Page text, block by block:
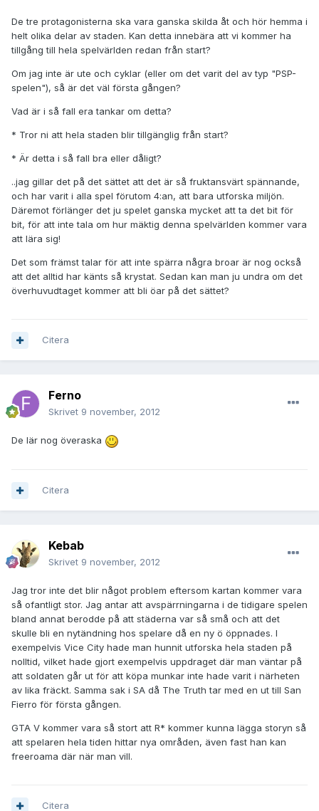
De tre protagonisterna ska vara ganska skilda åt och hör hemma i
helt olika delar av staden. Kan detta innebära att vi kommer ha
tillgång till hela spelvärlden redan från start?
Om jag inte är ute och cyklar (eller om det varit del av typ "PSP-
spelen"), så är det väl första gången?
Vad är i så fall era tankar om detta?
* Tror ni att hela staden blir tillgänglig från start?
* Är detta i så fall bra eller dåligt?
..jag gillar det på det sättet att det är så fruktansvärt spännande,
och har varit i alla spel förutom 4:an, att bara utforska miljön.
Däremot förlänger det ju spelet ganska mycket att ta det bit för
bit, för att inte tala om hur mäktig denna spelvärlden kommer vara
att lära sig!
Det som främst talar för att inte spärra några broar är nog också
att det alltid har känts så krystat. Sedan kan man ju undra om det
överhuvudtaget kommer att bli öar på det sättet?
Citera
Ferno
Skrivet 9 november, 2012
De lär nog överaska
Citera
Kebab
Skrivet 9 november, 2012
Jag tror inte det blir något problem eftersom kartan kommer vara
så ofantligt stor. Jag antar att avspärrningarna i de tidigare spelen
bland annat berodde på att städerna var så små och att det
skulle bli en nytändning hos spelare då en ny ö öppnades. I
exempelvis Vice City hade man hunnit utforska hela staden på
nolltid, vilket hade gjort exempelvis uppdraget där man väntar på
att soldaten går ut för att köpa munkar inte hade varit i närheten
av lika fräckt. Samma sak i SA då The Truth tar med en ut till San
Fierro för första gången.
GTA V kommer vara så stort att R* kommer kunna lägga storyn så
att spelaren hela tiden hittar nya områden, även fast han kan
freeroama där när man vill.
Citera